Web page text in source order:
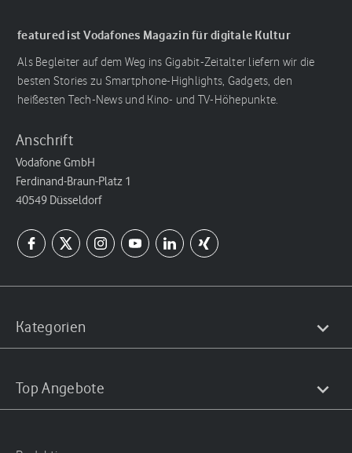
featured ist Vodafones Magazin für digitale Kultur
Als Begleiter auf dem Weg ins Gigabit-Zeitalter liefern wir die
besten Stories zu Smartphone-Highlights, Gadgets, den
heißesten Tech-News und Kino- und TV-Höhepunkte.
Anschrift
Vodafone GmbH
Ferdinand-Braun-Platz 1
40549 Düsseldorf
Kategorien
Top Angebote